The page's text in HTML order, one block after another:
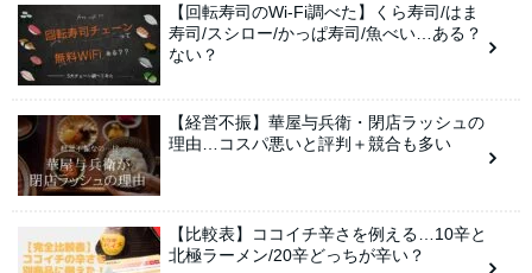
【回転寿司のWi-Fi調べた】くら寿司/はま
寿司/スシロー/かっぱ寿司/魚べい…ある？
ない？
【経営不振】華屋与兵衛・閉店ラッシュの
理由…コスパ悪いと評判＋競合も多い
【比較表】ココイチ辛さを例える…10辛と
北極ラーメン/20辛どっちが辛い？